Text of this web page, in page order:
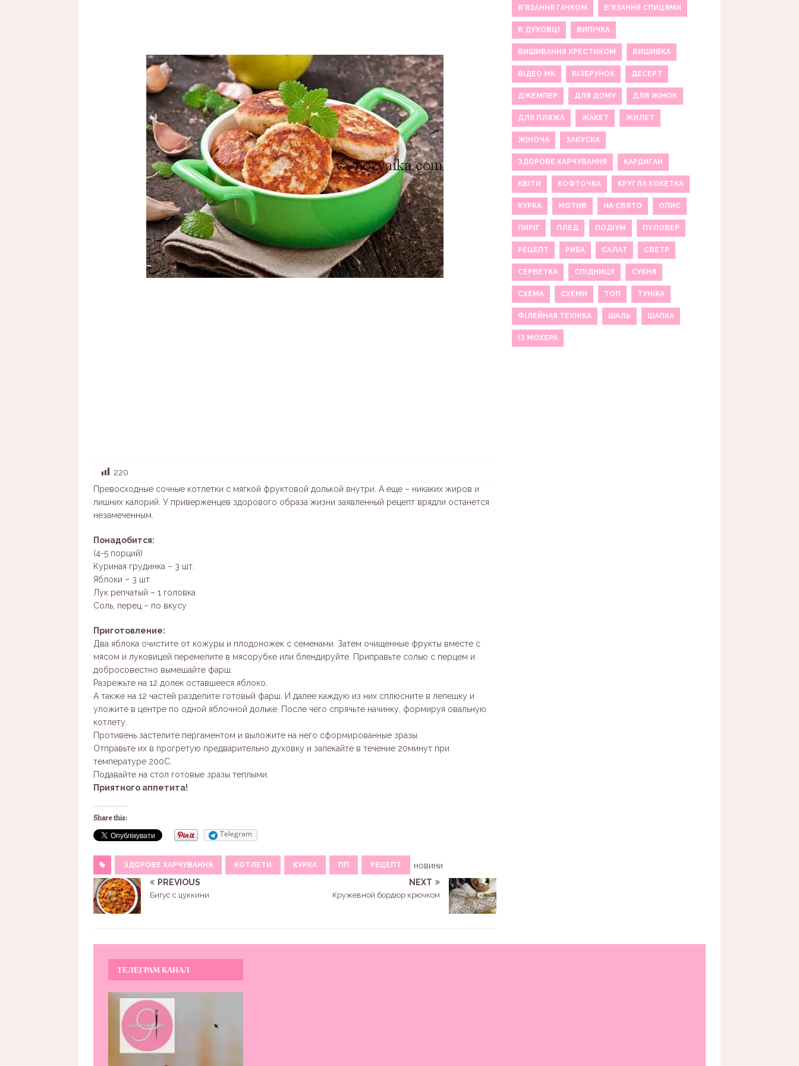
220
Превосходные сочные котлетки с мягкой фруктовой долькой внутри. А еще – никаких жиров и
лишних калорий. У приверженцев здорового образа жизни заявленный рецепт врядли останется
незамеченным.
Понадобится:
(4-5 порций)
Куриная грудинка – 3 шт.
Яблоки – 3 шт.
Лук репчатый – 1 головка
Соль, перец – по вкусу
Приготовление:
Два яблока очистите от кожуры и плодоножек с семенами. Затем очищенные фрукты вместе с
мясом и луковицей перемелите в мясорубке или блендируйте. Приправьте солью с перцем и
добросовестно вымешайте фарш.
Разрежьте на 12 долек оставшееся яблоко.
А также на 12 частей разделите готовый фарш. И далее каждую из них сплюсните в лепешку и
уложите в центре по одной яблочной дольке. После чего спрячьте начинку, формируя овальную
котлету.
Противень застелите пергаментом и выложите на него сформированные зразы.
Отправьте их в прогретую предварительно духовку и запекайте в течение 20минут при
температуре 200С.
Подавайте на стол готовые зразы теплыми.
Приятного аппетита!
Share this:
Telegram
ЗДОРОВЕ ХАРЧУВАННЯ КОТЛЕТИ КУРКА ПП РЕЦЕПТ
новини
PREVIOUS
Бигус с цуккини
NEXT
Кружевной бордюр крючком
В'ЯЗАННЯ ГАЧКОМ В'ЯЗАННЯ СПИЦЯМИ
В ДУХОВЦІ ВИПІЧКА
ВИШИВАННЯ ХРЕСТИКОМ ВИШИВКА
ВІДЕО МК ВІЗЕРУНОК ДЕСЕРТ
ДЖЕМПЕР ДЛЯ ДОМУ ДЛЯ ЖІНОК
ДЛЯ ПЛЯЖА ЖАКЕТ ЖИЛЕТ
ЖІНОЧА ЗАКУСКА
ЗДОРОВЕ ХАРЧУВАННЯ КАРДИГАН
КВІТИ КОФТОЧКА КРУГЛА КОКЕТКА
КУРКА МОТИВ НА СВЯТО ОПИС
ПИРІГ ПЛЕД ПОДІУМ ПУЛОВЕР
РЕЦЕПТ РИБА САЛАТ СВЕТР
СЕРВЕТКА СПІДНИЦЯ СУКНЯ
СХЕМА СХЕМИ ТОП ТУНІКА
ФІЛЕЙНАЯ ТЕХНІКА ШАЛЬ ШАПКА
ІЗ МОХЕРА
ТЕЛЕГРАМ КАНАЛ